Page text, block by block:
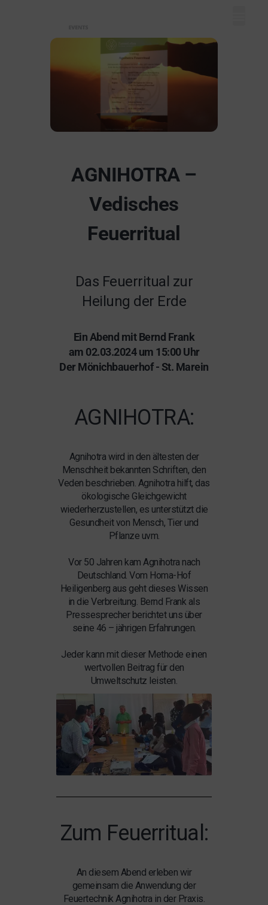
AGNIHOTRA –
Vedisches
Feuerritual
Das Feuerritual zur
Heilung der Erde
Ein Abend mit Bernd Frank
am 02.03.2024 um 15:00 Uhr
Der Mönichbauerhof - St. Marein
AGNIHOTRA:
Agnihotra wird in den ältesten der
Menschheit bekannten Schriften, den
Veden beschrieben. Agnihotra hilft, das
ökologische Gleichgewicht
wiederherzustellen, es unterstützt die
Gesundheit von Mensch, Tier und
Pflanze uvm.
Vor 50 Jahren kam Agnihotra nach
Deutschland. Vom Homa-Hof
Heiligenberg aus geht dieses Wissen
in die Verbreitung. Bernd Frank als
Pressesprecher berichtet uns über
seine 46 – jährigen Erfahrungen.
Jeder kann mit dieser Methode einen
wertvollen Beitrag für den
Umweltschutz leisten.
Zum Feuerritual:
An diesem Abend erleben wir
gemeinsam die Anwendung der
Feuertechnik Agnihotra in der Praxis.